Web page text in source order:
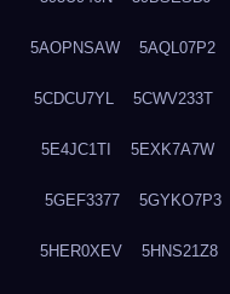
5AOPNSAW 5AQL07P2
5CDCU7YL 5CWV233T
5E4JC1TI 5EXK7A7W
5GEF3377 5GYKO7P3
5HER0XEV 5HNS21Z8